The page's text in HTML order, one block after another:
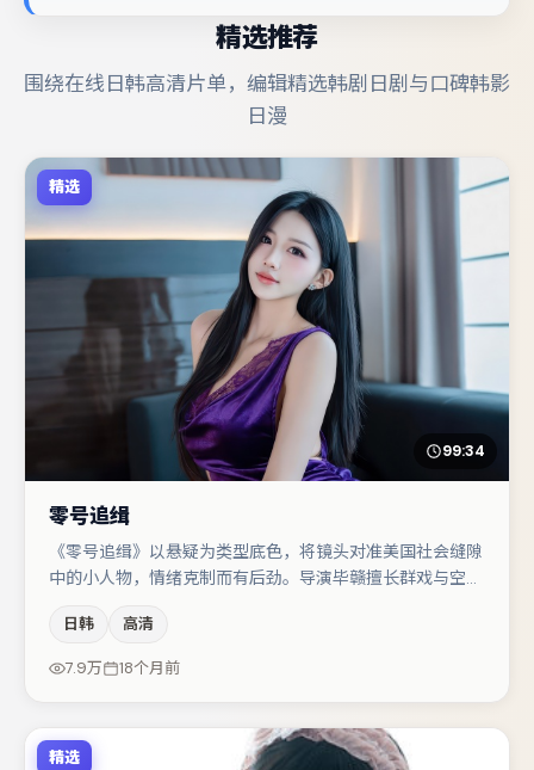
精选推荐
围绕在线日韩高清片单，编辑精选韩剧日剧与口碑韩影
日漫
精选
99:34
零号追缉
《零号追缉》以悬疑为类型底色，将镜头对准美国社会缝隙
中的小人物，情绪克制而有后劲。导演毕赣擅长群戏与空间
段奕宏、胡歌、王景春等，角色动机前后呼应，适合喜欢抠
台词与伏笔的观众。节奏紧凑、反转有度，值得列入片单。
日韩 高清
7.9万 18个月前
精选